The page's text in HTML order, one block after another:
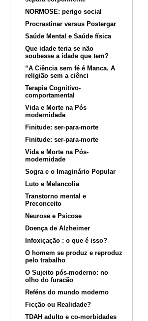
NORMOSE: perigo social
Procrastinar versus Postergar
Saúde Mental e Saúde física
Que idade teria se não
soubesse a idade que tem?
“A Ciência sem fé é Manca. A
religião sem a ciênci
Terapia Cognitivo-
comportamental
Vida e Morte na Pós
modernidade
Finitude: ser-para-morte
Finitude: ser-para-morte
Vida e Morte na Pós-
modernidade
Sogra e o Imaginário Popular
Luto e Melancolia
Transtorno mental e
Preconceito
Neurose e Psicose
Doença de Alzheimer
Infoxiçação : o que é isso?
O homem se produz e reproduz
pelo trabalho
O Sujeito pós-moderno: no
olho do furacão
Reféns do mundo moderno
Ficção ou Realidade?
TDAH adulto e co-morbidades